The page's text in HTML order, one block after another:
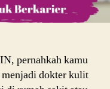
pernahkah kamu
menjadi dokter kulit